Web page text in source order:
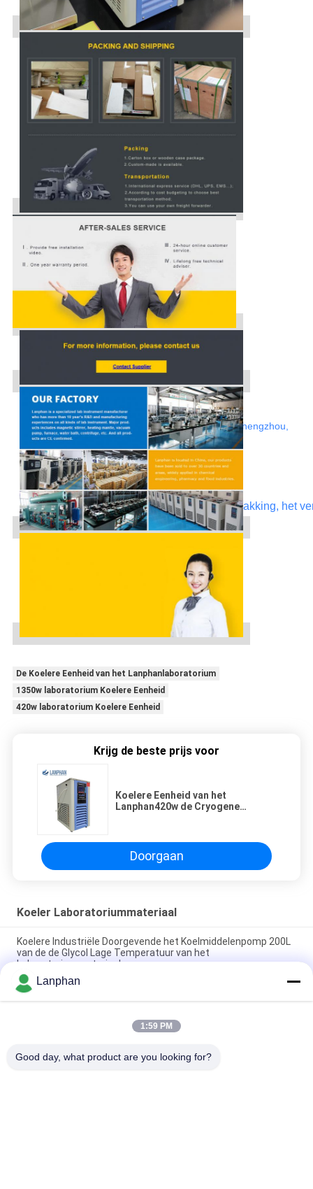
Contacteer ons
voor nadere informatie over prijs, verpakking, het
korting.
Web: http://www.rotovap.cn
Adres: Jiansheweg, Zhongyuan-District, Zhengzhou,
Henan, China
De Koelere Eenheid van het Lanphanlaboratorium
1350w laboratorium Koelere Eenheid
420w laboratorium Koelere Eenheid
Krijg de beste prijs voor
Koelere Eenheid van het
Lanphan420w de Cryogene
Doorgaan
Koeler Laboratoriummateriaal
Koelere Industriële Doorgevende het Koelmiddelenpomp 200L
van de de Glycol Lage Temperatuur van het
Laboratoriummateriaal
Het koelere Laboratoriummateriaal Lucht Gekoelde doorgeven
koelere cryogene 200L
Het Laboratorium Koelere Eenheid van het omloopkoelmiddel
Lanphan
1:59 PM
Good day, what product are you looking for?